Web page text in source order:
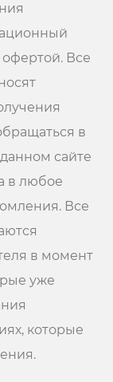
Все
в
сайте
в любое
Все
в момент
уже
которые